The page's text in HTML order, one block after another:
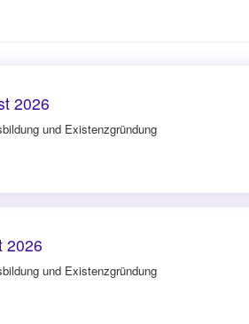
2026
und Existenzgründung
2026
und Existenzgründung